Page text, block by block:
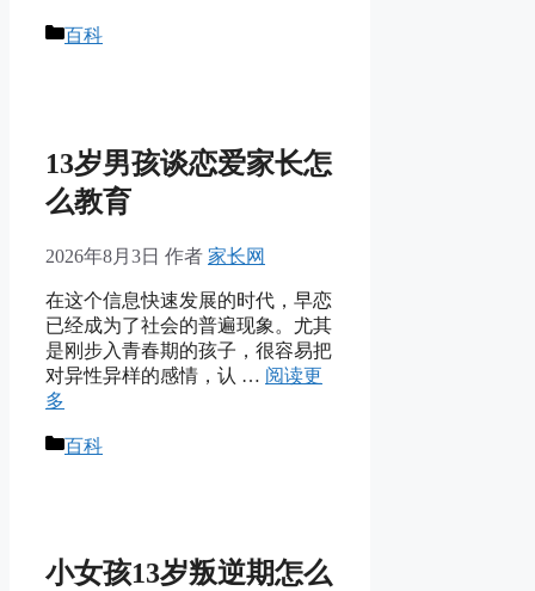
分
百科
13岁男孩谈恋爱家长怎
么教育
2026年8月3日 作者 家长网
在这个信息快速发展的时代，早恋
已经成为了社会的普遍现象。尤其
是刚步入青春期的孩子，很容易把
对异性异样的感情，认 … 阅读更
多
分
百科
小女孩13岁叛逆期怎么